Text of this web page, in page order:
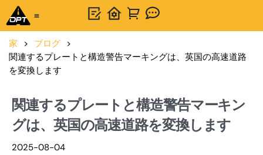
家 > ブログ >
関連するプレートと構造警告マーキングは、英国の高速道路
を変換します
関連するプレートと構造警告マーキン
グは、英国の高速道路を変換します
2025-08-04